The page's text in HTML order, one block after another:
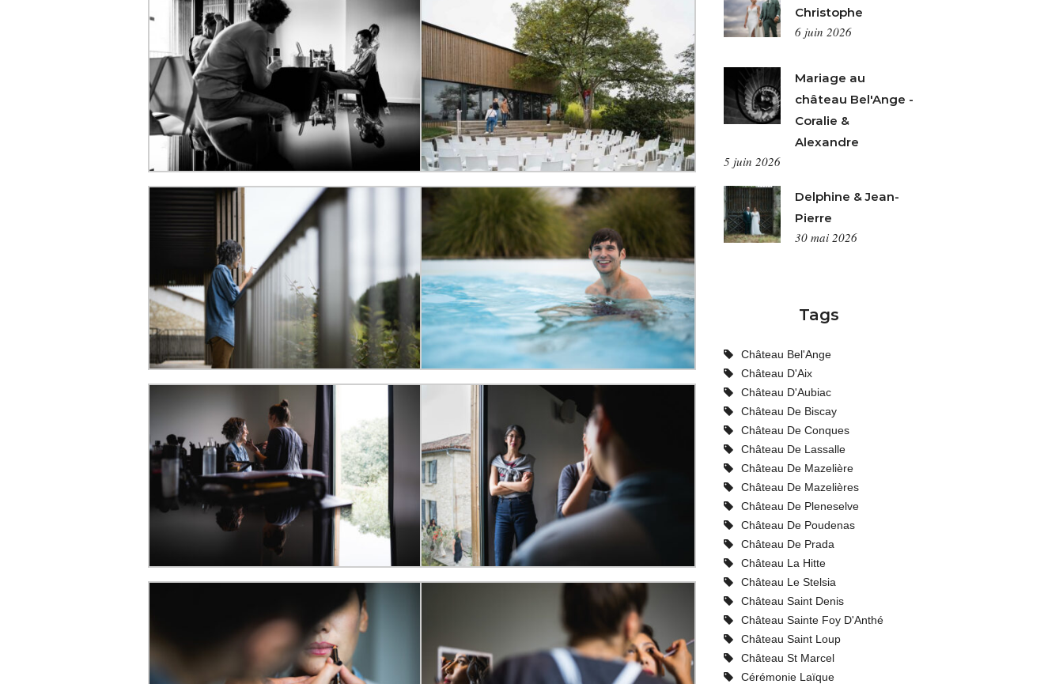
Christophe
6 juin 2026
Mariage au
château Bel'Ange -
Coralie &
Alexandre
5 juin 2026
Delphine & Jean-
Pierre
30 mai 2026
Tags
Château Bel'Ange
Château D'Aix
Château D'Aubiac
Château De Biscay
Château De Conques
Château De Lassalle
Château De Mazelière
Château De Mazelières
Château De Pleneselve
Château De Poudenas
Château De Prada
Château La Hitte
Château Le Stelsia
Château Saint Denis
Château Sainte Foy D'Anthé
Château Saint Loup
Château St Marcel
Cérémonie Laïque